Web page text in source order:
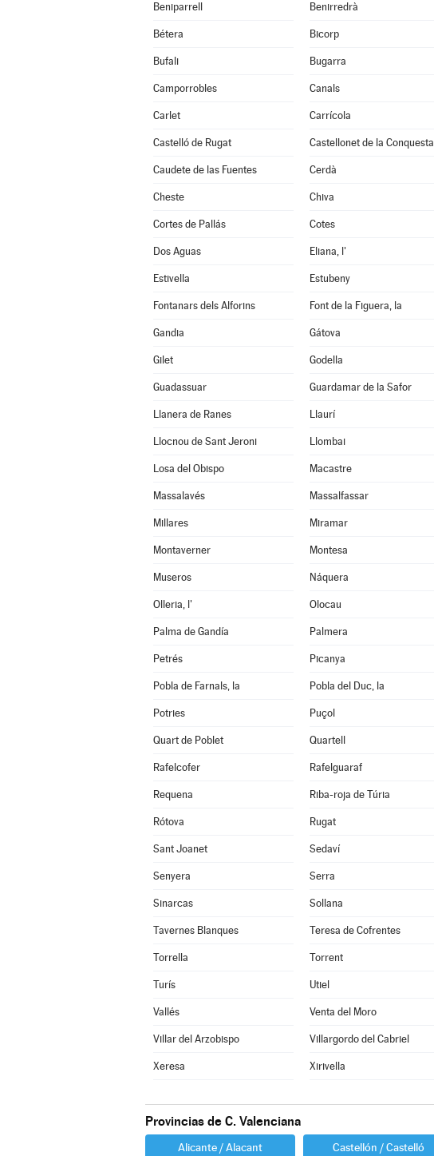
Beniparrell Benirredrà
Bétera Bicorp
Bufali Bugarra
Camporrobles Canals
Carlet Carrícola
Castelló de Rugat Castellonet de la Conquesta
Caudete de las Fuentes Cerdà
Cheste Chiva
Cortes de Pallás Cotes
Dos Aguas Eliana, l'
Estivella Estubeny
Fontanars dels Alforins Font de la Figuera, la
Gandia Gátova
Gilet Godella
Guadassuar Guardamar de la Safor
Llanera de Ranes Llaurí
Llocnou de Sant Jeroni Llombai
Losa del Obispo Macastre
Massalavés Massalfassar
Millares Miramar
Montaverner Montesa
Museros Náquera
Olleria, l' Olocau
Palma de Gandía Palmera
Petrés Picanya
Pobla de Farnals, la Pobla del Duc, la
Potries Puçol
Quart de Poblet Quartell
Rafelcofer Rafelguaraf
Requena Riba-roja de Túria
Rótova Rugat
Sant Joanet Sedaví
Senyera Serra
Sinarcas Sollana
Tavernes Blanques Teresa de Cofrentes
Torrella Torrent
Turís Utiel
Vallés Venta del Moro
Villar del Arzobispo Villargordo del Cabriel
Xeresa Xirivella
Provincias de C. Valenciana
Alicante / Alacant Castellón / Castelló